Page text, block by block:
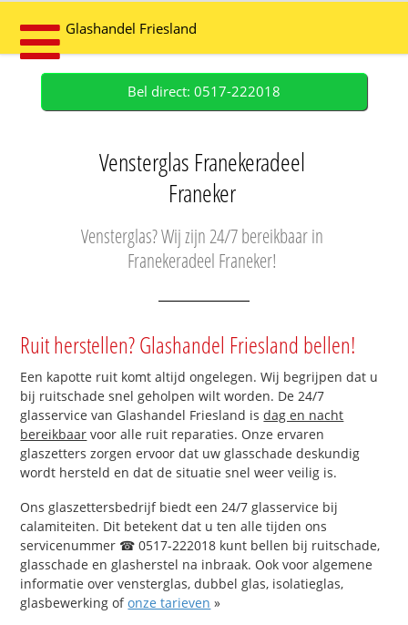
Glashandel Friesland
Bel direct: 0517-222018
Vensterglas Franekeradeel
Franeker
Vensterglas? Wij zijn 24/7 bereikbaar in
Franekeradeel Franeker!
Ruit herstellen? Glashandel Friesland bellen!
Een kapotte ruit komt altijd ongelegen. Wij begrijpen dat u
bij ruitschade snel geholpen wilt worden. De 24/7
glasservice van Glashandel Friesland isdag en nacht
bereikbaar voor alle ruit reparaties. Onze ervaren
glaszetters zorgen ervoor dat uw glasschade deskundig
wordt hersteld en dat de situatie snel weer veilig is.
Ons glaszettersbedrijf biedt een 24/7 glasservice bij
calamiteiten. Dit betekent dat u ten alle tijden ons
servicenummer ☎ 0517-222018 kunt bellen bij ruitschade,
glasschade en glasherstel na inbraak. Ook voor algemene
informatie over vensterglas, dubbel glas, isolatieglas,
glasbewerking ofonze tarieven »